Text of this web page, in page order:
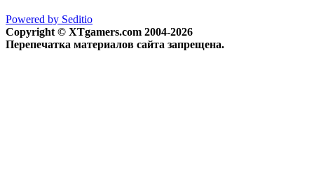
Powered by Seditio
Copyright © XTgamers.com 2004-2026
Перепечатка материалов сайта запрещена.